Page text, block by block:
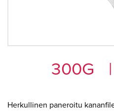
300G |
Herkullinen paneroitu